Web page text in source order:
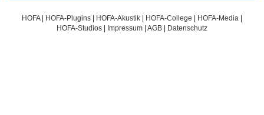
HOFA| HOFA-Plugins HOFA-Akustik HOFA-College HOFA-Media
HOFA-Studios
Impressum AGB Datenschutz